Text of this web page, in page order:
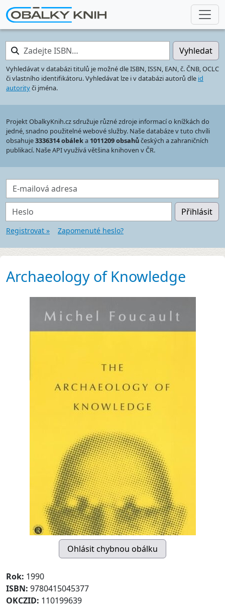
Zadejte ISBN… Vyhledat
Vyhledávat v databázi titulů je možné dle ISBN, ISSN, EAN, č. ČNB, OCLC
či vlastního identifikátoru. Vyhledávat lze i v databázi autorů dle id
autorityči jména.
Projekt ObalkyKnih.cz sdružuje různé zdroje informací o knížkách do
jedné, snadno použitelné webové služby. Naše databáze v tuto chvíli
obsahuje3336314 obáleka 1011209 obsahůčeských a zahraničních
publikací. Naše API využívá většina knihoven v ČR.
E-mailová adresa
Heslo Přihlásit
Registrovat » Zapomenuté heslo?
Archaeology of Knowledge
Rok: 1990
ISBN: 9780415045377
OKCZID: 110199639